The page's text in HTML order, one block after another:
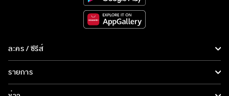
ละคร / ซีรีส์
ละคร/ซีรีส์
ซีรีส์นานาชาติ
รายการ
รายการทั้งหมด